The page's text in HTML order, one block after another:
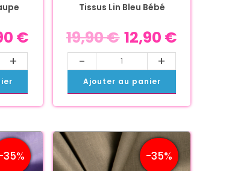
€
+
Tissus Lin Bleu Bébé
19,90€ 12,90 €
- +
Ajouter au panier
35% -35%